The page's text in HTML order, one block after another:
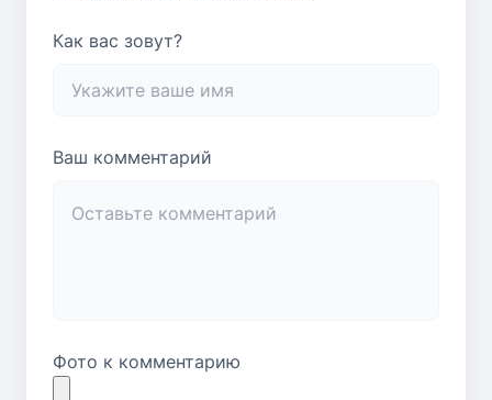
Как вас зовут?
Ваш комментарий
Фото к комментарию